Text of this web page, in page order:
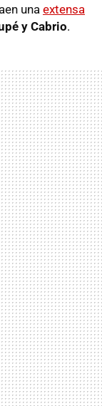
unaextensa
y Cabrio.